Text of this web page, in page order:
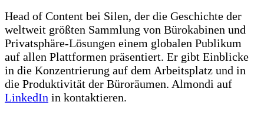
Head of Content bei Silen, der die Geschichte der
weltweit größten Sammlung von Bürokabinen und
Privatsphäre-Lösungen einem globalen Publikum
auf allen Plattformen präsentiert. Er gibt Einblicke
in die Konzentrierung auf dem Arbeitsplatz und in
die Produktivität der Büroräumen. Almondi auf
LinkedIn in kontaktieren.